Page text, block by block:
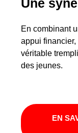
Une
En combinant
appui
véritable
des jeunes.
EN